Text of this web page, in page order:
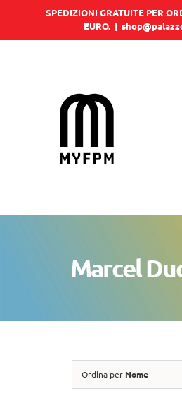
SPEDIZIONI GRATUITE PER
EURO. |
Marcel
Ordina per Nome